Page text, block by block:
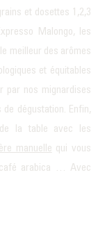
et dosettes 1,2,3
Malongo, les
meilleur des arômes
et équitables
par nos mignardises
dégustation. Enfin,
la table avec les
manuelle qui vous
café arabica … Avec